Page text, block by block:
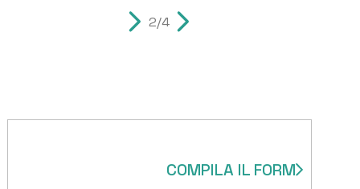
2/4
COMPILA IL FORM